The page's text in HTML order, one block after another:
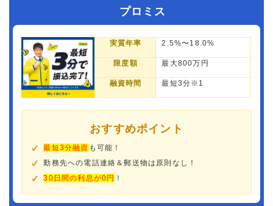
プロミス
実質年率 2.5%〜18.0%
限度額 最大800万円
融資時間 最短3分※1
おすすめポイント
最短3分融資 も可能！
勤務先への電話連絡＆郵送物は原則なし！
30日間の利息が0円 ！